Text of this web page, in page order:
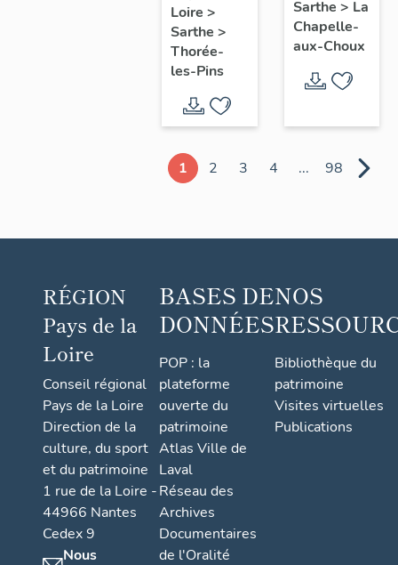
mobiliers
de
l'église
paroissiale
Saint-
de
Thorée-
Saint-
Germain
de Thorée-
Loire >
Sarthe >
Thorée-
les-Pins
mobiliers
de la
chapelle
de la
Sarthe > La
Chapelle-
aux-Choux
1 2 3 4 ... 98
RÉGION
Pays de la
Loire
Conseil régional
Pays de la Loire
Direction de la
culture, du sport
et du patrimoine
1 rue de la Loire -
44966 Nantes
Cedex 9
Nous
BASES DE
DONNÉES
POP : la
plateforme
ouverte du
patrimoine
Atlas Ville de
Laval
Réseau des
Archives
Documentaires
de l'Oralité
NOS
Bibliothèque du
patrimoine
Visites virtuelles
Publications